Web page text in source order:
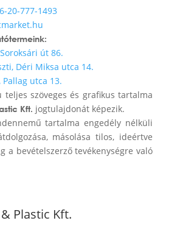
20-777-1493
út 86.
Déri Miksa utca 14.
Pallag utca 13.
teljes szöveges és grafikus tartalma
Kft. jogtulajdonát képezik.
tartalma engedély nélküli
másolása tilos, ideértve
a bevételszerző tevékenységre való
Plastic Kft.